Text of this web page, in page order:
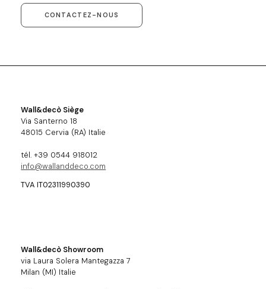
CONTACTEZ-NOUS
Wall&decò Siège
Via Santerno 18
48015 Cervia (RA) Italie
tél. +39 0544 918012
info@wallanddeco.com
TVA IT02311990390
Wall&decò Showroom
via Laura Solera Mantegazza 7
Milan (MI) Italie